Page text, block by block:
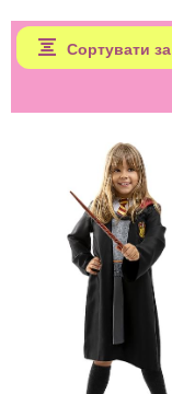
Сортувати за